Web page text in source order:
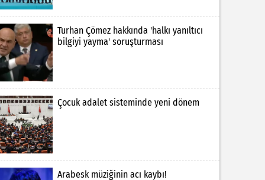
Turhan Çömez hakkında 'halkı yanıltıcı
bilgiyi yayma' soruşturması
Çocuk adalet sisteminde yeni dönem
Arabesk müziğinin acı kaybı!